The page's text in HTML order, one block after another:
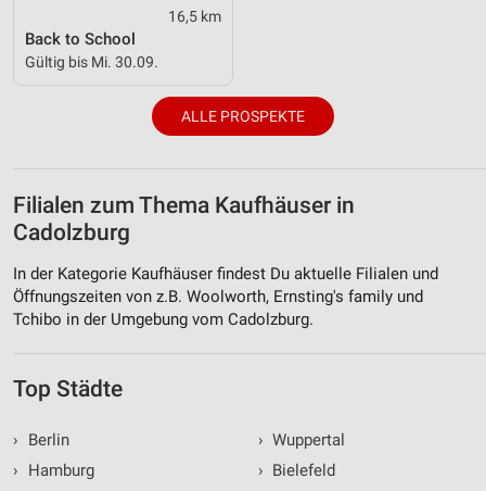
16,5 km
Back to School
Gültig bis Mi. 30.09.
ALLE PROSPEKTE
Filialen zum Thema Kaufhäuser in
Cadolzburg
In der Kategorie Kaufhäuser findest Du aktuelle Filialen und
Öffnungszeiten von z.B. Woolworth, Ernsting's family und
Tchibo in der Umgebung vom Cadolzburg.
Top Städte
›
Berlin
›
Hamburg
› Wuppertal
› Bielefeld